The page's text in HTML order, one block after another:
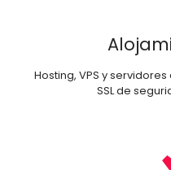
Hosting, VPS y
SSL de